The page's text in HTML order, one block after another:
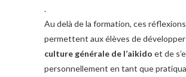
.
Au delà de la formation, ces réflexions
permettent aux élèves de
culture générale de l’aikido et de
personnellement en tant que